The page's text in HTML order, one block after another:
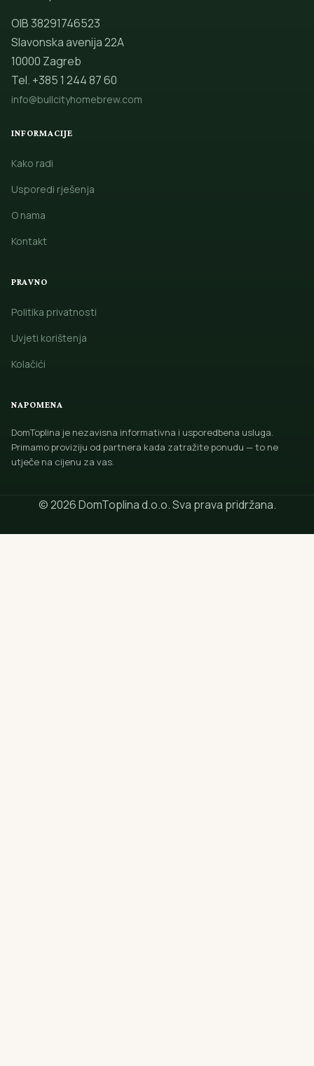
OIB 38291746523
Slavonska avenija 22A
10000 Zagreb
Tel. +385 1 244 87 60
info@bullcityhomebrew.com
INFORMACIJE
Kako radi
Usporedi rješenja
O nama
Kontakt
PRAVNO
Politika privatnosti
Uvjeti korištenja
Kolačići
NAPOMENA
DomToplina je nezavisna informativna i usporedbena usluga.
Primamo proviziju od partnera kada zatražite ponudu — to ne
utječe na cijenu za vas.
© 2026 DomToplina d.o.o. Sva prava pridržana.